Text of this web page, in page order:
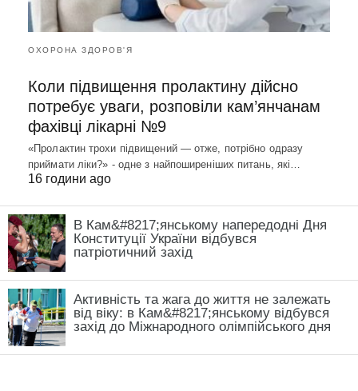
ОХОРОНА ЗДОРОВ'Я
Коли підвищення пролактину дійсно
потребує уваги, розповіли кам’янчанам
фахівці лікарні №9
«Пролактин трохи підвищений — отже, потрібно одразу
приймати ліки?» - одне з найпоширеніших питань, які…
16 години ago
В Кам&#8217;янському напередодні Дня
Конституції України відбувся
патріотичний захід
Активність та жага до життя не залежать
від віку: в Кам&#8217;янському відбувся
захід до Міжнародного олімпійського дня